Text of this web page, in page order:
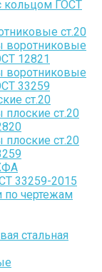
кольцом ГОСТ
ст.20
воротниковые
12821
воротниковые
33259
ст.20
ст.20
ст.20
33259-2015
чертежам
стальная